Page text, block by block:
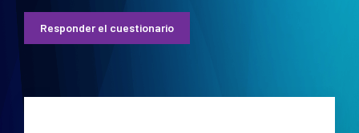
Responder el cuestionario